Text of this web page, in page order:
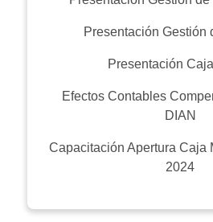
Presentación Gestión
Presentación
Efectos Contables
DIAN
Capacitación Apertura Caja
2024